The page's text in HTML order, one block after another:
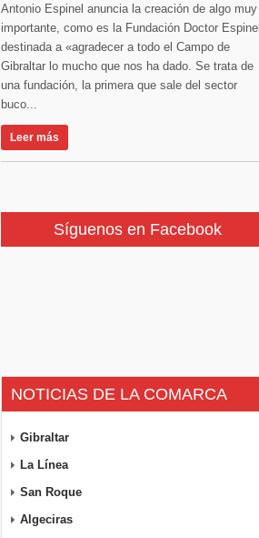
Antonio Espinel anuncia la creación de algo muy
importante, como es la Fundación Doctor Espinel,
destinada a «agradecer a todo el Campo de
Gibraltar lo mucho que nos ha dado. Se trata de
una fundación, la primera que sale del sector
buco...
Leer más
Síguenos en Facebook
NOTICIAS DE LA COMARCA
Gibraltar
La Línea
San Roque
Algeciras